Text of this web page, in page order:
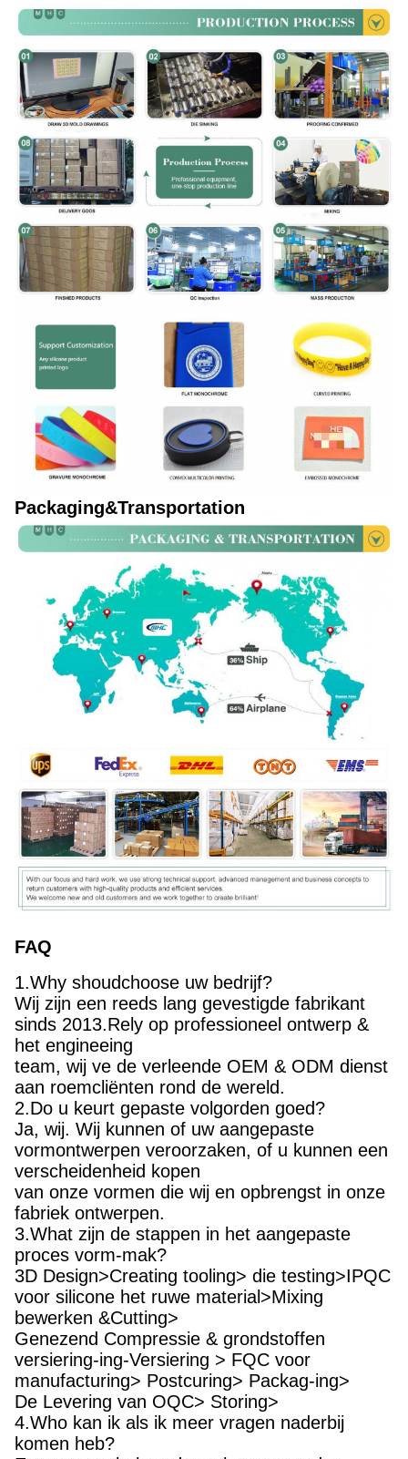
Packaging&Transportation
FAQ
1.Why shoudchoose uw bedrijf?
Wij zijn een reeds lang gevestigde fabrikant
sinds 2013.Rely op professioneel ontwerp &
het engineeing
team, wij ve de verleende OEM & ODM dienst
aan roemcliënten rond de wereld.
2.Do u keurt gepaste volgorden goed?
Ja, wij. Wij kunnen of uw aangepaste
vormontwerpen veroorzaken, of u kunnen een
verscheidenheid kopen
van onze vormen die wij en opbrengst in onze
fabriek ontwerpen.
3.What zijn de stappen in het aangepaste
proces vorm-mak?
3D Design>Creating tooling> die testing>IPQC
voor silicone het ruwe material>Mixing
bewerken &Cutting>
Genezend Compressie & grondstoffen
versiering-ing-Versiering > FQC voor
manufacturing> Postcuring> Packag-ing>
De Levering van OQC> Storing>
4.Who kan ik als ik meer vragen naderbij
komen heb?